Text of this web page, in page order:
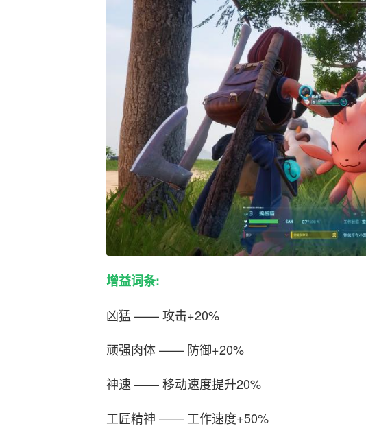
增益词条:
凶猛 —— 攻击+20%
顽强肉体 —— 防御+20%
神速 —— 移动速度提升20%
工匠精神 —— 工作速度+50%